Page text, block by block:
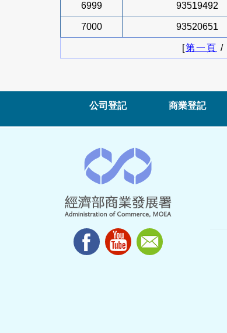
6999 93519492
7000 93520651
[第一頁 /
公司登記 商業登記